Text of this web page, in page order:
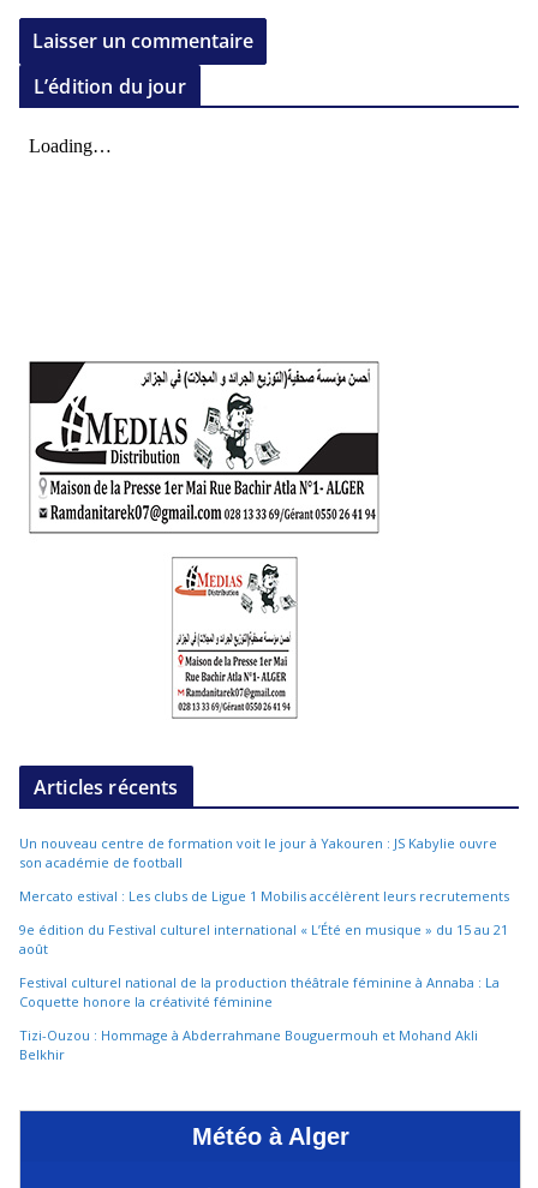
L’édition du jour
Articles récents
Un nouveau centre de formation voit le jour à Yakouren : JS Kabylie ouvre
son académie de football
Mercato estival : Les clubs de Ligue 1 Mobilis accélèrent leurs recrutements
9e édition du Festival culturel international « L’Été en musique » du 15 au 21
août
Festival culturel national de la production théâtrale féminine à Annaba : La
Coquette honore la créativité féminine
Tizi-Ouzou : Hommage à Abderrahmane Bouguermouh et Mohand Akli
Belkhir
Météo à Alger